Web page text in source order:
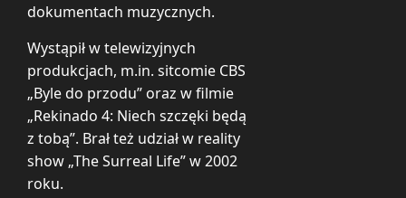
dokumentach muzycznych.
Wystąpił w telewizyjnych
produkcjach, m.in. sitcomie CBS
„Byle do przodu” oraz w filmie
„Rekinado 4: Niech szczęki będą
z tobą”. Brał też udział w reality
show „The Surreal Life” w 2002
roku.